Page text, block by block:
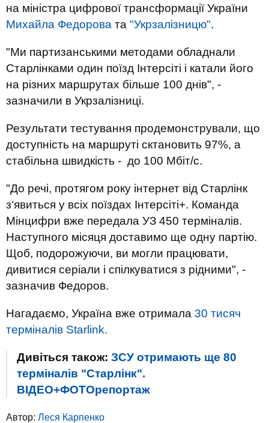
на міністра цифрової трансформації України
Михайла Федорова та "Укрзалізницю".
"Ми партизанськими методами обладнали
Старлінками один поїзд Інтерсіті і катали його
на різних маршрутах більше 100 днів", -
зазначили в Укрзалізниці.
Результати тестування продемонстрували, що
доступність на маршруті сктановить 97%, а
стабільна швидкість - до 100 Мбіт/с.
"До речі, протягом року інтернет від Старлінк
з‘явиться у всіх поїздах Інтерсіті+. Команда
Мінцифри вже передала УЗ 450 терміналів.
Наступного місяця доставимо ще одну партію.
Щоб, подорожуючи, ви могли працювати,
дивитися серіали і спілкуватися з рідними", -
зазначив Федоров.
Нагадаємо, Україна вже отримала 30 тисяч
терміналів Starlink.
Дивіться також: ЗСУ отримають ще 80
терміналів "Старлінк".
ВІДЕО+ФОТОрепортаж
Автор: Леся Карпенко